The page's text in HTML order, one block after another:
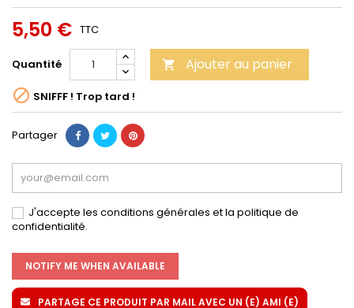
5,50 € TTC
Quantité  Ajouter au panier
 SNIFFF ! Trop tard !
Partager
J'accepte les conditions générales et la politique de
confidentialité.
NOTIFY ME WHEN AVAILABLE
PARTAGE CE PRODUIT PAR MAIL AVEC UN (E) AMI (E)